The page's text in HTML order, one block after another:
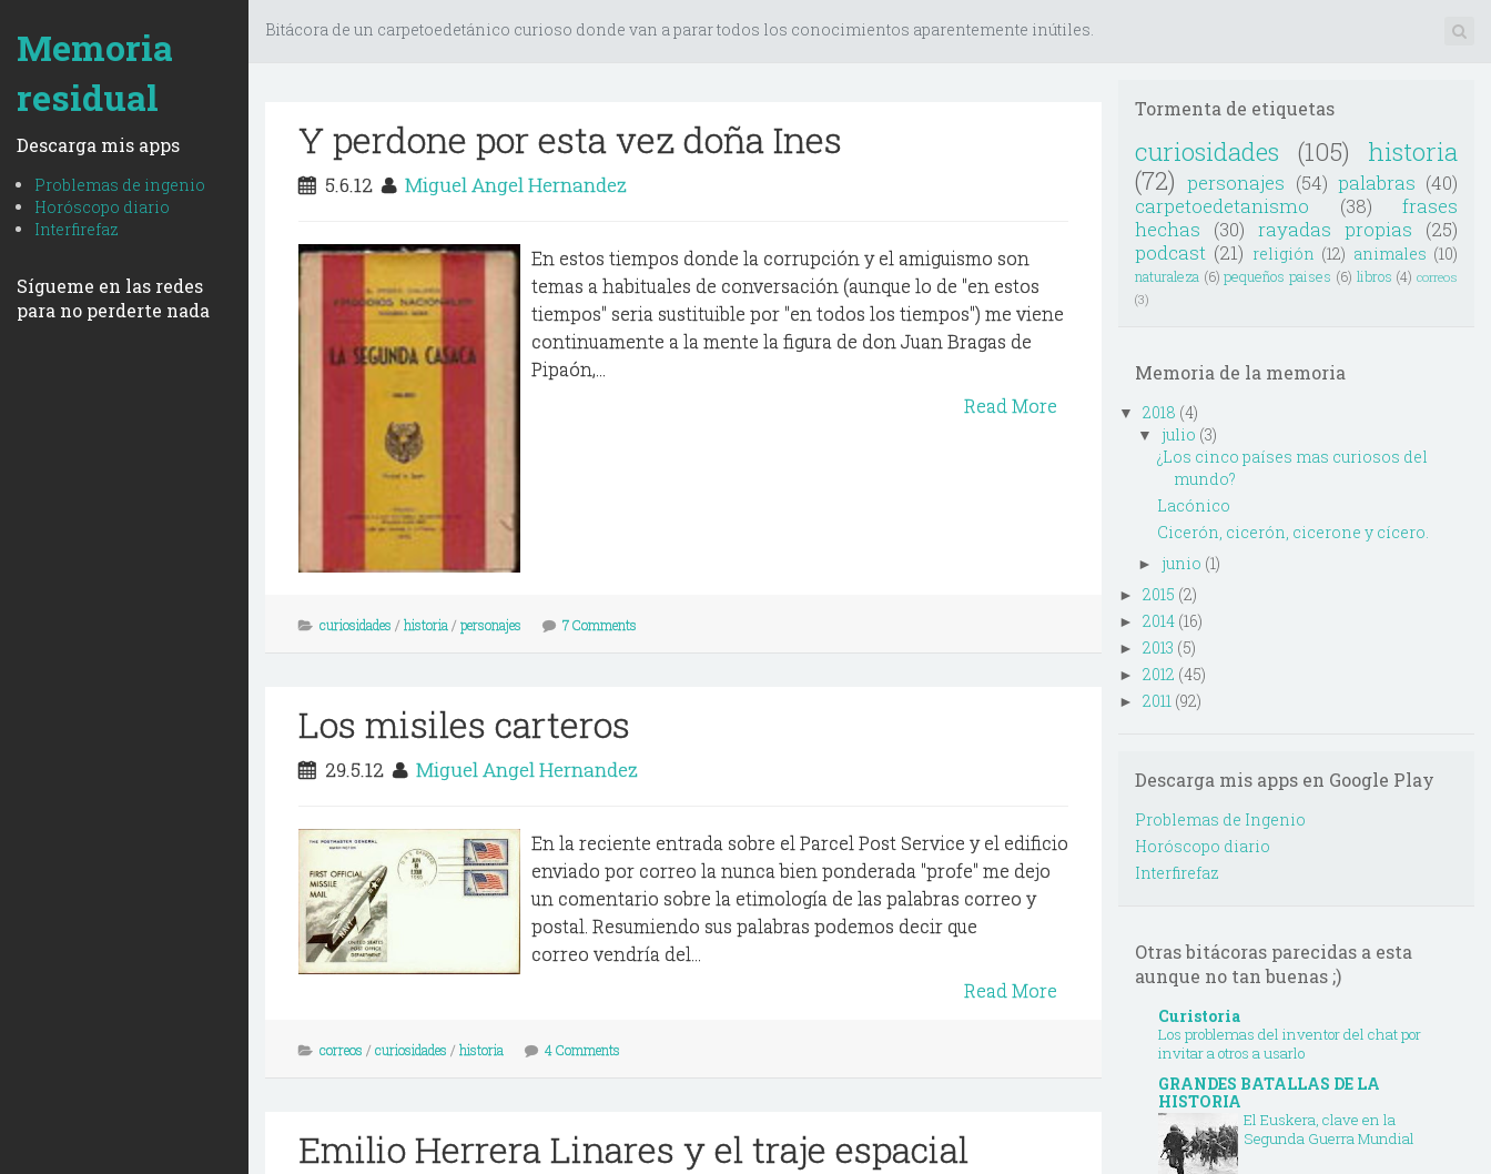
Memoria
residual
Descarga mis apps
Problemas de ingenio
Horóscopo diario
Interfirefaz
Sígueme en las redes
para no perderte nada
Bitácora de un carpetoedetánico curioso donde van a parar todos los conocimientos aparentemente inútiles.
Y perdone por esta vez doña Ines
5.6.12 Miguel Angel Hernandez
En estos tiempos donde la corrupción y el amiguismo son
temas a habituales de conversación (aunque lo de "en estos
tiempos" seria sustituible por "en todos los tiempos") me viene
continuamente a la mente la figura de don Juan Bragas de
Pipaón,...
Read More
curiosidades / historia / personajes 7 Comments
Los misiles carteros
29.5.12 Miguel Angel Hernandez
En la reciente entrada sobre el Parcel Post Service y el edificio
enviado por correo la nunca bien ponderada "profe" me dejo
un comentario sobre la etimología de las palabras correo y
postal. Resumiendo sus palabras podemos decir que
correo vendría del...
Read More
correos / curiosidades / historia 4 Comments
Emilio Herrera Linares y el traje espacial
Tormenta de etiquetas
curiosidades (105)
historia
(72) personajes (54) palabras (40)
carpetoedetanismo
(38)
frases
hechas
(30) rayadas propias
(25)
podcast (21) religión (12) animales (10)
naturaleza (6) pequeños paises (6) libros (4) correos
(3)
Memoria de la memoria
▼ 2018 (4)
▼ julio (3)
¿Los cinco países mas curiosos del
mundo?
Lacónico
Cicerón, cicerón, cicerone y cícero.
► junio (1)
► 2015 (2)
► 2014 (16)
► 2013 (5)
► 2012 (45)
► 2011 (92)
Descarga mis apps en Google Play
Problemas de Ingenio
Horóscopo diario
Interfirefaz
Otras bitácoras parecidas a esta
aunque no tan buenas ;)
Curistoria
Los problemas del inventor del chat por
invitar a otros a usarlo
GRANDES BATALLAS DE LA
HISTORIA
El Euskera, clave en la
Segunda Guerra Mundial